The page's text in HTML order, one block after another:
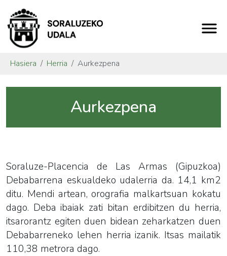
Hasiera Herria Aurkezpena
Aurkezpena
Soraluze-Placencia de Las Armas (Gipuzkoa)
Debabarrena eskualdeko udalerria da. 14,1 km2
ditu. Mendi artean, orografia malkartsuan kokatu
dago. Deba ibaiak zati bitan erdibitzen du herria,
itsarorantz egiten duen bidean zeharkatzen duen
Debabarreneko lehen herria izanik. Itsas mailatik
110,38 metrora dago.